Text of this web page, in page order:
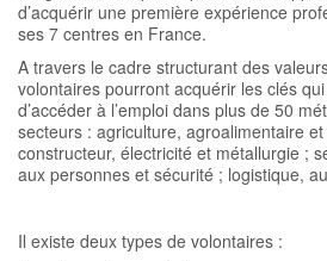
d’acquérir une première expérience
ses 7 centres en France.
A travers le cadre structurant des
volontaires pourront acquérir les clés
d’accéder à l’emploi dans plus de 50
secteurs : agriculture, agroalimentaire
constructeur, électricité et métallurgie ;
aux personnes et sécurité ; logistique,
Il existe deux types de volontaires :